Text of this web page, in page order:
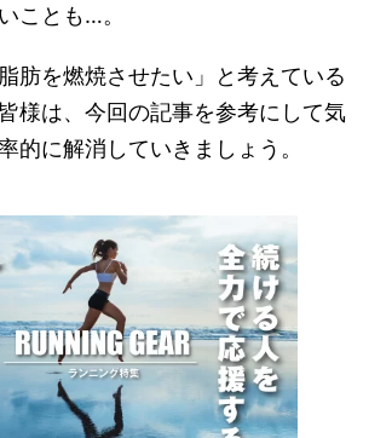
ことも…。
肪を燃焼させたい」と考えている
様は、今回の記事を参考にして気
的に解消していきましょう。